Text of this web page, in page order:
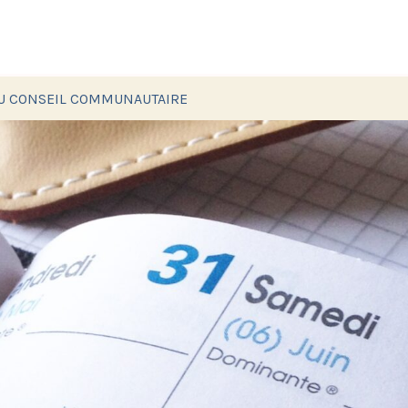
CONSEIL COMMUNAUTAIRE